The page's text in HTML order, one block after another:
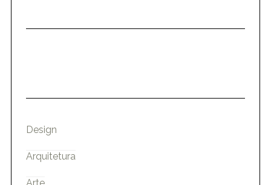
Design
Arquitetura